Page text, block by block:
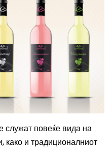
служат повеќе вида на
и традиционалниот